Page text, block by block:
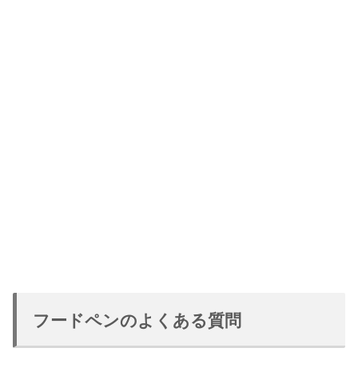
フードペンのよくある質問